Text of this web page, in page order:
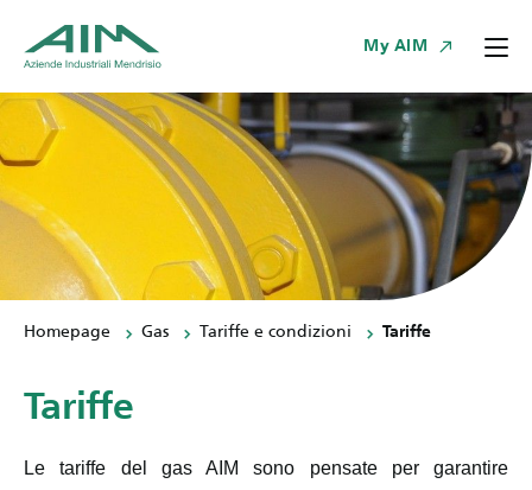
My AIM
Homepage Gas Tariffe e condizioni Tariffe
Tariffe
Le tariffe del gas AIM sono pensate per garantire